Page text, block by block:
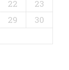
22
23
29
30